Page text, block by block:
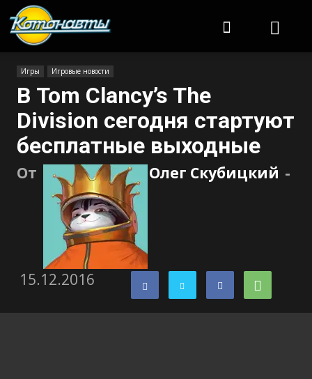
Игры Игровые новости
В Tom Clancy’s The
Division сегодня стартуют
бесплатные выходные
От Олег Скубицкий -
15.12.2016